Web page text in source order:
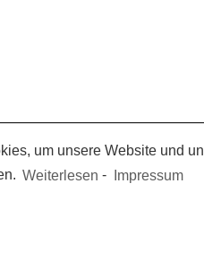
um unsere Website und
Weiterlesen - Impressum